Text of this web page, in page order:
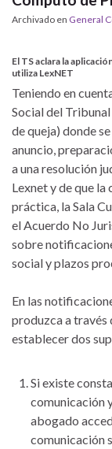
Archivado en General
El TS aclara la
utiliza LexNET
Teniendo en
Social del
de queja) donde
anuncio,
a una resolución
Lexnet y de que
práctica, la Sala
el Acuerdo No
sobre
social y plazos
En las
produzca a través
establecer dos
Si existe
comunicación
abogado
comunicación